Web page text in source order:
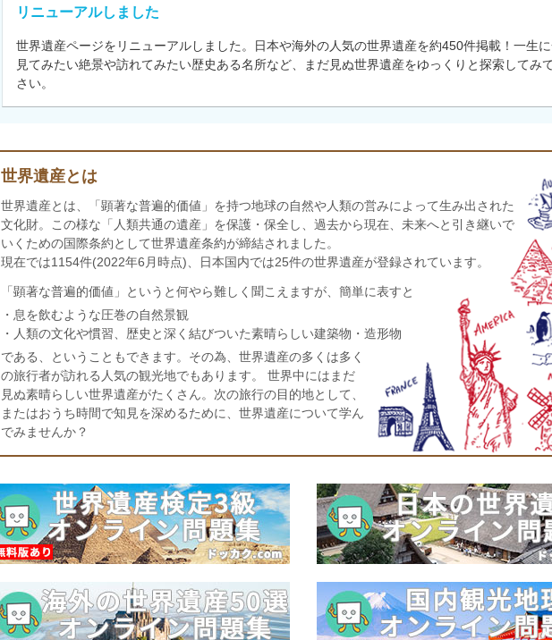
リニューアルしました
世界遺産ページをリニューアルしました。日本や海外の人気の世界遺産を約450件掲載！一生
見てみたい絶景や訪れてみたい歴史ある名所など、まだ見ぬ世界遺産をゆっくりと探索してみ
さい。
世界遺産とは
世界遺産とは、「顕著な普遍的価値」を持つ地球の自然や人類の営みによって生み出された
文化財。この様な「人類共通の遺産」を保護・保全し、過去から現在、未来へと引き継いで
いくための国際条約として世界遺産条約が締結されました。
現在では1154件(2022年6月時点)、日本国内では25件の世界遺産が登録されています。
「顕著な普遍的価値」というと何やら難しく聞こえますが、簡単に表すと
・息を飲むような圧巻の自然景観
・人類の文化や慣習、歴史と深く結びついた素晴らしい建築物・造形物
である、ということもできます。その為、世界遺産の多くは多く
の旅行者が訪れる人気の観光地でもあります。 世界中にはまだ
見ぬ素晴らしい世界遺産がたくさん。次の旅行の目的地として、
またはおうち時間で知見を深めるために、世界遺産について学ん
でみませんか？